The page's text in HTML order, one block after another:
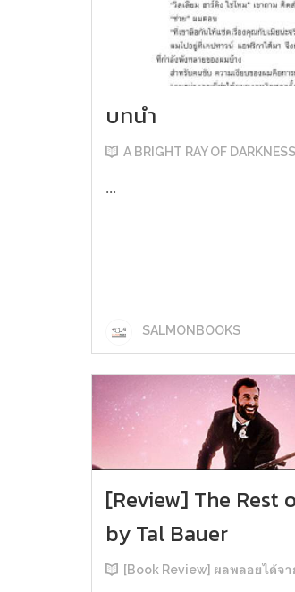
บทนำ
A BRIGHT RAY OF DARKNESS ใ
...
SALMONBOOKS
[Review] The Rest
by Tal Bauer
[Book Review] ผลพลอยได้จากอาการ book